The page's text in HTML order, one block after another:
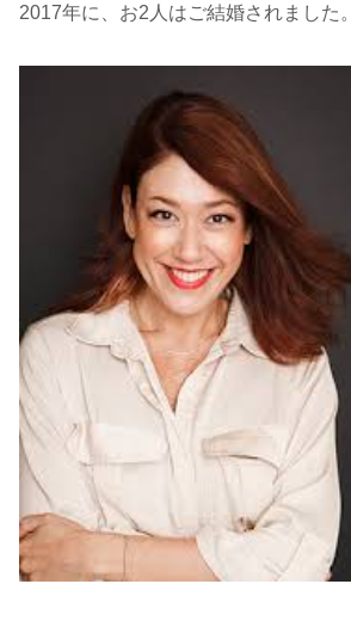
2017年に、お2人はご結婚されました。